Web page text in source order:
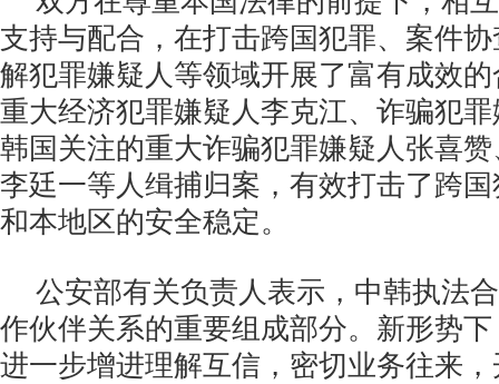
支持与配合，在打击跨国犯罪、案件
解犯罪嫌疑人等领域开展了富有成效
重大经济犯罪嫌疑人李克江、诈骗犯
韩国关注的重大诈骗犯罪嫌疑人张喜
李廷一等人缉捕归案，有效打击了跨
和本地区的安全稳定。
公安部有关负责人表示，中韩执法
作伙伴关系的重要组成部分。新形势
进一步增进理解互信，密切业务往来